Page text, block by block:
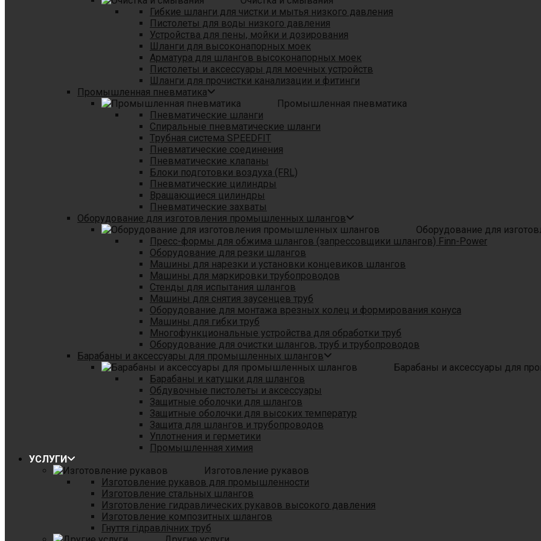
Гибкие шланги для чистки и мытья низкого давления
Пистолеты для воды низкого давления
Устройства для пены, мойки и дозирования
Шланги для высоконапорных моек
Арматура для шлангов высоконапорных моек
Пистолеты и аксессуары для моечных устройств
Шланги для прочистки канализации и фитинги
Промышленная пневматика
Промышленная пневматика
Пневматические шланги
Спиральные пневматические шланги
Tрубная система SPEEDFIT
Пневматические соединения
Пневматические клапаны
Блоки подготовки воздуха (FRL)
Пневматические цилиндры
Вращающиеся цилиндры
Пневматические захваты
Оборудование для изготовления промышленных шлангов
Оборудование для
Пресс-формы для обжима шлангов (запрессовщики шлангов) Finn-Power
Оборудование для резки шлангов
Машины для нарезки и установки концевиков шлангов
Машины для маркировки трубопроводов
Стенды для испытания шлангов
Машины для снятия заусенцев труб
Оборудование для монтажа врезных колец и формирования конуса
Машины для гибки труб
Многофункциональные устройства для обработки труб
Оборудование для очистки шлангов, труб и трубопроводов
Барабаны и аксессуары для промышленных шлангов
Барабаны и аксессуары для
Барабаны и катушки для шлангов
Обдувочные пистолеты и аксессуары
Защитные оболочки для шлангов
Защитные оболочки для высоких температур
Защита для шлангов и трубопроводов
Уплотнения и герметики
Промышленная химия
УСЛУГИ
Изготовление рукавов
Изготовление рукавов для промышленности
Изготовление стальных шлангов
Изготовление гидравлических рукавов высокого давления
Изготовление композитных шлангов
Гнуття гідравлічних труб